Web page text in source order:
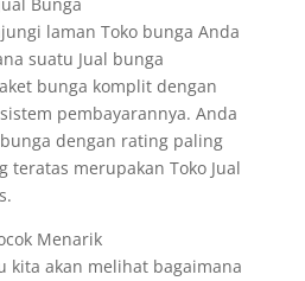
laman Toko bunga Anda
suatu Jual bunga
bunga komplit dengan
pembayarannya. Anda
dengan rating paling
teratas merupakan Toko Jual
Menarik
kita akan melihat bagaimana